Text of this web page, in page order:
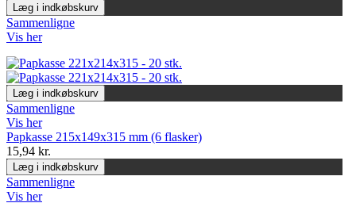
Læg i indkøbskurv
Sammenligne
Vis her
Læg i indkøbskurv
Sammenligne
Vis her
Papkasse 215x149x315 mm (6 flasker)
15,94 kr.
Læg i indkøbskurv
Sammenligne
Vis her